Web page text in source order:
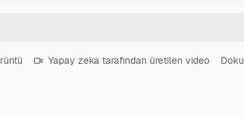
Yapay zeka tarafından üretilen video Doku